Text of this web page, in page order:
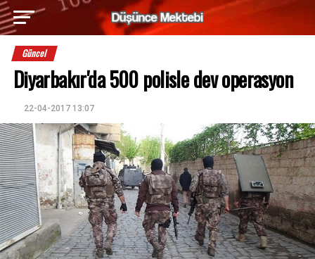
Güncel
Diyarbakır'da 500 polisle dev operasyon
22-04-2017 13:07